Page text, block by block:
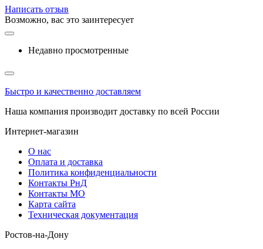
Написать отзыв
Возможно, вас это заинтересует
Недавно просмотренные
Быстро и качественно доставляем
Наша компания производит доставку по всей России
Интернет-магазин
О нас
Оплата и доставка
Политика конфиденциальности
Контакты РнД
Контакты МО
Карта сайта
Техническая документация
Ростов-на-Дону